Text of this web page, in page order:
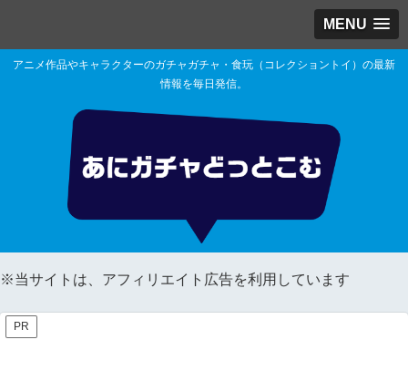
MENU
アニメ作品やキャラクターのガチャガチャ・食玩（コレクショントイ）の最新
情報を毎日発信。
※当サイトは、アフィリエイト広告を利用しています
PR